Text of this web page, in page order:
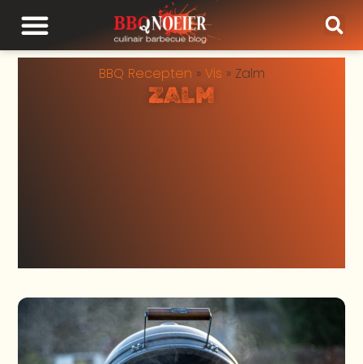
BBQ Recepten » Vis » Zalm
ZALM